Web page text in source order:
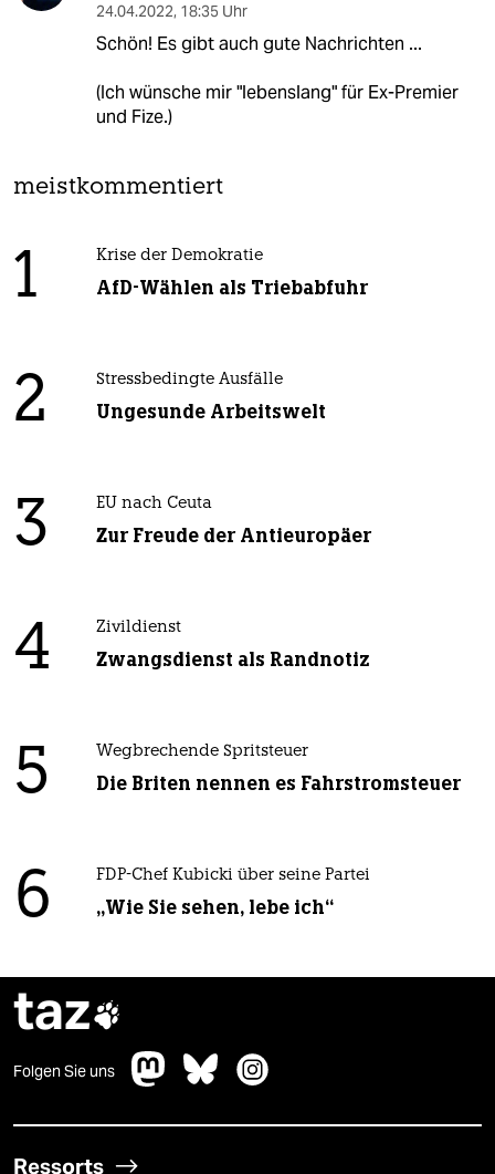
24.04.2022, 18:35 Uhr
Schön! Es gibt auch gute Nachrichten ...
(Ich wünsche mir "lebenslang" für Ex-Premier
und Fize.)
meistkommentiert
1 Krise der Demokratie
AfD-Wählen als Triebabfuhr
2 Stressbedingte Ausfälle
Ungesunde Arbeitswelt
3 EU nach Ceuta
Zur Freude der Antieuropäer
4 Zivildienst
Zwangsdienst als Randnotiz
5 Wegbrechende Spritsteuer
Die Briten nennen es Fahrstromsteuer
6 FDP-Chef Kubicki über seine Partei
„Wie Sie sehen, lebe ich“
taz
Folgen Sie uns
Ressorts